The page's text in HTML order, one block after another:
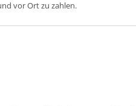
vor Ort zu zahlen.